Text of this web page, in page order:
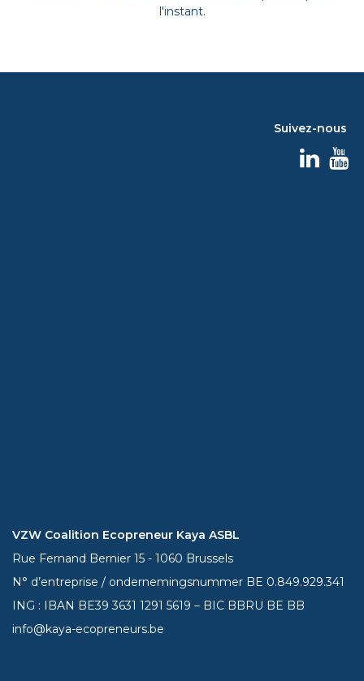
l'instant.
Suivez-nous
VZW Coalition Ecopreneur Kaya ASBL
Rue Fernand Bernier 15 - 1060 Brussels
N° d’entreprise / ondernemingsnummer BE 0.849.929.341
ING : IBAN BE393631 1291 5619 – BIC BBRU BE BB
info@kaya-ecopreneurs.be